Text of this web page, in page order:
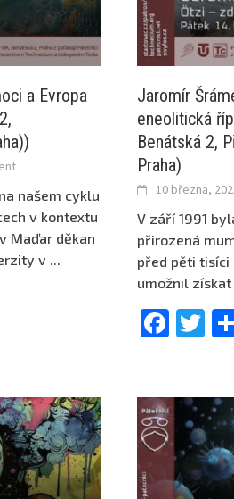
a Evropa
našem cyklu
v kontextu
Maďar děkan
v ...
Jaromír
eneolitická
Benátská 2,
Praha)
10 března,
V září 1991
přirozená
před pěti tisíci
umožnil získat